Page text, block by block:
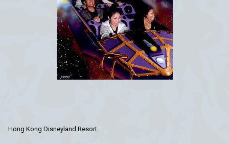
Hong Kong Disneyland Resort